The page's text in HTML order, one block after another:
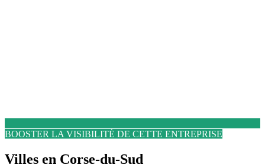
BOOSTER LA VISIBILITÉ DE CETTE ENTREPRISE
Villes en Corse-du-Sud